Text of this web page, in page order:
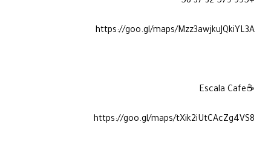
https://goo.gl/maps/Mzz3awjkuJQkiYL3A
☕Escala Cafe
https://goo.gl/maps/tXik2iUtCAcZg4VS8